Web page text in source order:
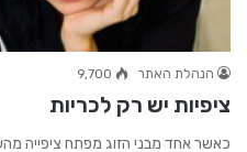
הנהלת האתר 9,700
ציפיות יש רק לכריות
כאשר אחד מבני הזוג מפתח ציפייה